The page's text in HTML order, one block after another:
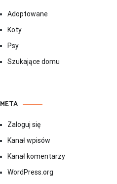
Adoptowane
Koty
Psy
Szukające domu
META
Zaloguj się
Kanał wpisów
Kanał komentarzy
WordPress.org